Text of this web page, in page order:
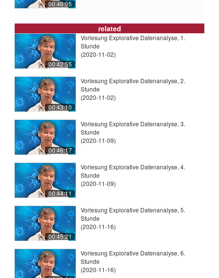
00:46:05
related
00:42:55
Vorlesung Explorative Datenanalyse, 1.
Stunde
(2020-11-02)
00:43:10
Vorlesung Explorative Datenanalyse, 2.
Stunde
(2020-11-02)
00:46:17
Vorlesung Explorative Datenanalyse, 3.
Stunde
(2020-11-09)
00:44:11
Vorlesung Explorative Datenanalyse, 4.
Stunde
(2020-11-09)
00:45:21
Vorlesung Explorative Datenanalyse, 5.
Stunde
(2020-11-16)
Vorlesung Explorative Datenanalyse, 6.
Stunde
(2020-11-16)